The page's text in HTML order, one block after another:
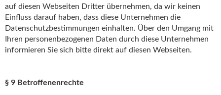
auf diesen Webseiten Dritter übernehmen, da wir keinen
Einfluss darauf haben, dass diese Unternehmen die
Datenschutzbestimmungen einhalten. Über den Umgang mit
Ihren personenbezogenen Daten durch diese Unternehmen
informieren Sie sich bitte direkt auf diesen Webseiten.
§ 9 Betroffenenrechte